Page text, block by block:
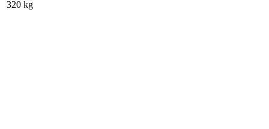
320 kg